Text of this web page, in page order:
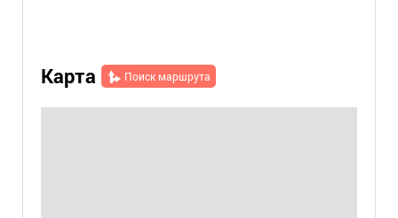
Карта Поиск маршрута